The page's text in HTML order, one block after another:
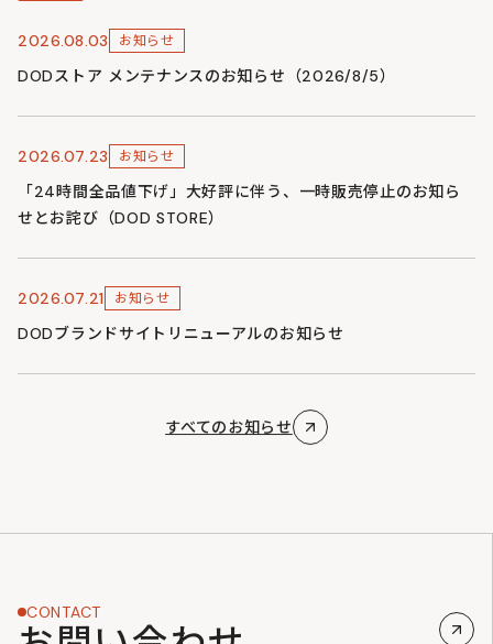
2026.08.03 お知らせ
DODストア メンテナンスのお知らせ（2026/8/5）
2026.07.23 お知らせ
「24時間全品値下げ」大好評に伴う、一時販売停止のお知ら
せとお詫び（DOD STORE）
2026.07.21 お知らせ
DODブランドサイトリニューアルのお知らせ
すべてのお知らせ
CONTACT